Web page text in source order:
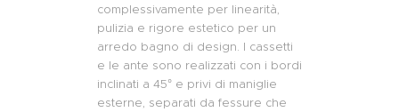
complessivamente per linearità,
pulizia e rigore estetico per un
arredo bagno di design. I cassetti
e le ante sono realizzati con i bordi
inclinati a 45° e privi di maniglie
esterne, separati da fessure che